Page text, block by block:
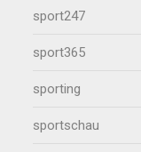
sport247
sport365
sporting
sportschau